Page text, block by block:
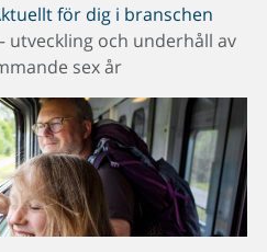
för dig i branschen
utveckling och underhåll av
sex år